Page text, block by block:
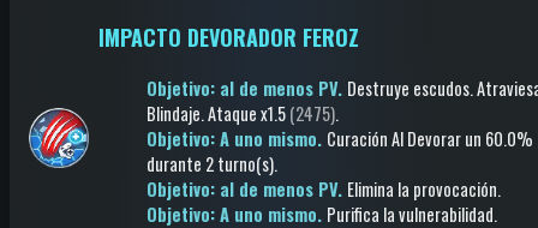
IMPACTO DEVORADOR FEROZ
Objetivo: al de menos PV. Destruye escudos.
Blindaje.Ataquex1.5(2475).
Objetivo: A uno mismo. Curación Al Devorarun 60.0%
durante 2 turno(s).
Objetivo: al de menos PV. Elimina la provocación.
Objetivo: A uno mismo. Purifica la vulnerabilidad.